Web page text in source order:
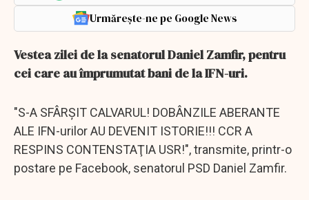
Urmărește-ne pe Google News
Vestea zilei de la senatorul Daniel Zamfir, pentru
cei care au împrumutat bani de la IFN-uri.
"S-A SFÂRŞIT CALVARUL! DOBÂNZILE ABERANTE
ALE IFN-urilor AU DEVENIT ISTORIE!!! CCR A
RESPINS CONTENSTAŢIA USR!", transmite, printr-o
postare pe Facebook, senatorul PSD Daniel Zamfir.